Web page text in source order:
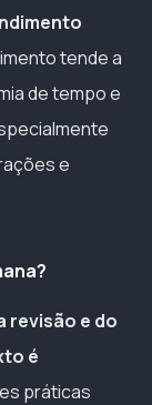
tende a
de tempo e
e
revisão e do
é
práticas